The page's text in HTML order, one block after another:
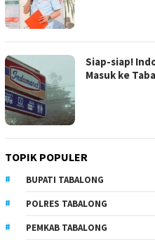
Siap-siap!
Masuk ke
TOPIK POPULER
BUPATI TABALONG
POLRES TABALONG
PEMKAB TABALONG